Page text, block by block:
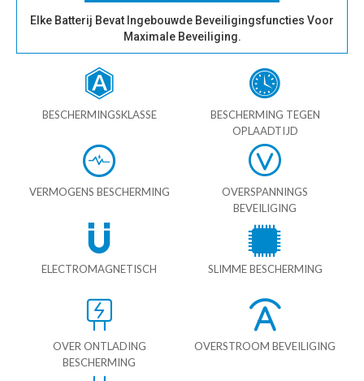
Elke Batterij Bevat Ingebouwde Beveiligingsfuncties Voor
Maximale Beveiliging.
BESCHERMINGSKLASSE
BESCHERMING TEGEN
OPLAADTIJD
VERMOGENS BESCHERMING
OVERSPANNINGS
BEVEILIGING
ELECTROMAGNETISCH SLIMME BESCHERMING
OVER ONTLADING
BESCHERMING
OVERSTROOM BEVEILIGING